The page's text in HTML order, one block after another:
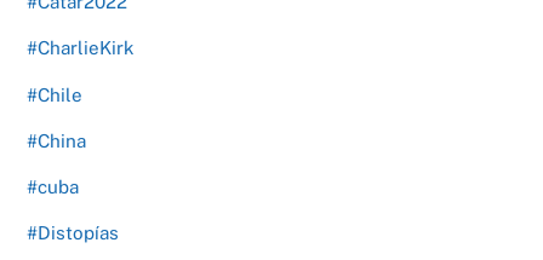
#CharlieKirk
#Chile
#China
#cuba
#Distopías